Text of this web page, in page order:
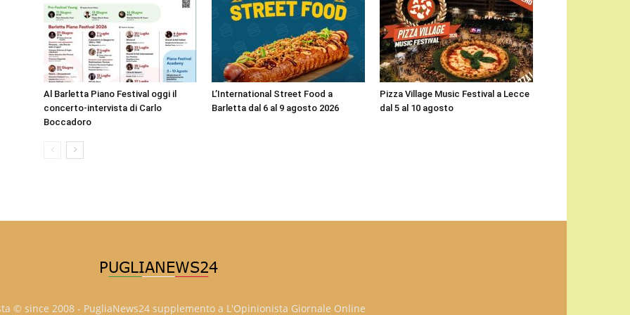
Al Barletta Piano Festival oggi il
concerto-intervista di Carlo
Boccadoro
L’International Street Food a
Barletta dal 6 al 9 agosto 2026
Pizza Village Music Festival a Lecce
dal 5 al 10 agosto
© since 2008 - PugliaNews24 supplemento a L'Opinionista Giornale Online